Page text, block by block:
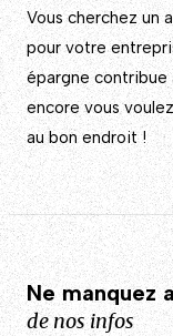
Vous cherchez un
pour votre
épargne contribue
encore vous
au bon endroit !
Ne manquez
de nos infos